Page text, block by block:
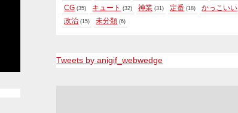
CG (35) キュート (32) 神業 (31) 定番 (18) かっこいい
政治 (15) 未分類 (6)
Tweets by anigif_webwedge